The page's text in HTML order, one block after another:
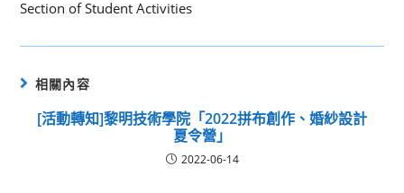
Section of Student Activities
相關內容
[活動轉知]黎明技術學院「2022拼布創作、婚紗設計
夏令營」
2022-06-14